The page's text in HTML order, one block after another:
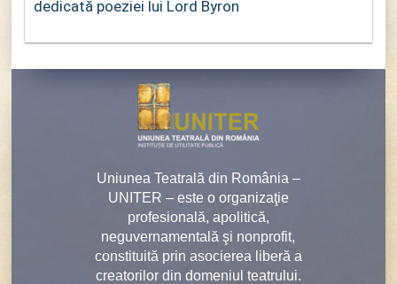
dedicată poeziei lui Lord Byron
Uniunea Teatrală din România –
UNITER – este o organizaţie
profesională, apolitică,
neguvernamentală şi nonprofit,
constituită prin asocierea liberă a
creatorilor din domeniul teatrului.